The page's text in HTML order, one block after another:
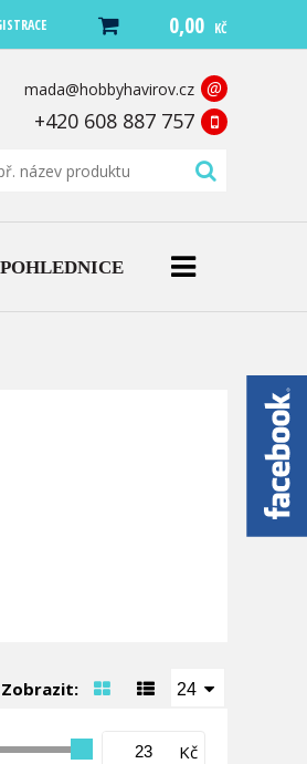
0,00 KČ
mada@hobbyhavirov.cz @
+420 608 887 757
Zobrazit: 24
Kč